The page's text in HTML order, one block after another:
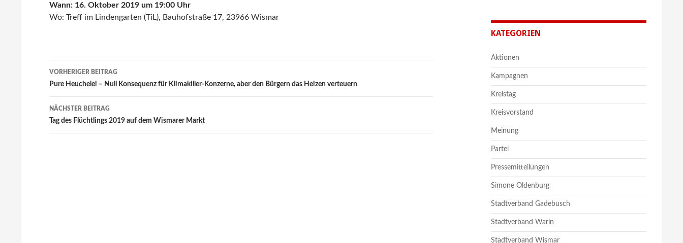
Wann: 16. Oktober 2019 um 19:00 Uhr
Wo: Treff im Lindengarten (TiL), Bauhofstraße 17, 23966 Wismar
Beitragsnavigation
VORHERIGER BEITRAG
Pure Heuchelei – Null Konsequenz für Klimakiller-Konzerne, aber den Bürgern das Heizen verteuern
NÄCHSTER BEITRAG
Tag des Flüchtlings 2019 auf dem Wismarer Markt
KATEGORIEN
Aktionen
Kampagnen
Kreistag
Kreisvorstand
Meinung
Partei
Pressemitteilungen
Simone Oldenburg
Stadtverband Gadebusch
Stadtverband Warin
Stadtverband Wismar